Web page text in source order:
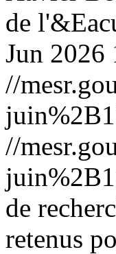
de
Jun 2026
//
//
de
retenus